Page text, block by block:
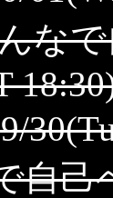
な
自己